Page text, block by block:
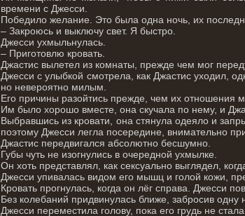
времени с Джесси.
Победило желание. Это была одна ночь, их
– Закроюсь и выключу свет. Я быстро.
Джесси ухмыльнулась.
– Приготовлю кровать.
Джастис вылетел из комнаты, прежде чем мог
Джесси с улыбкой смотрела, как Джастис уходил,
но невероятно милым.
Его причины разойтись прежде, чем их отношения
Им было хорошо вместе, она скучала по нему, и
Выбравшись из кровати, она стянула одеяло и
поэтому Джесси легла посередине, внимательно
Джастис передвигался абсолютно бесшумно.
Губы чуть не изогнулись в очередной ухмылке.
Он хоть представлял, как сексуально выглядел,
Джесси упивалась видом его мышц и голой кожи,
Кровать прогнулась, когда он лёг справа. Джесси
Без колебаний придвинулась ближе, забросив
Джесси переместила голову, пока его грудь не